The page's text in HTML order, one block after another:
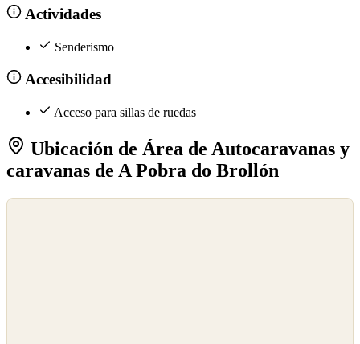
Actividades
Senderismo
Accesibilidad
Acceso para sillas de ruedas
Ubicación de Área de Autocaravanas y
caravanas de A Pobra do Brollón